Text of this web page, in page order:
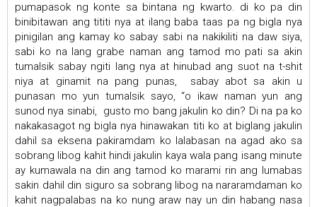
pumapasok ng konte sa bintana ng kwarto. di ko pa din
binibitawan ang tititi nya at ilang baba taas pa ng bigla nya
pinigilan ang kamay ko sabay sabi na nakikiliti na daw siya,
sabi ko na lang grabe naman ang tamod mo pati sa akin
tumalsik sabay ngiti lang nya at hinubad ang suot na t-shit
niya at ginamit na pang punas, sabay abot sa akin u
punasan mo yun tumalsik sayo, “o ikaw naman yun ang
sunod nya sinabi, gusto mo bang jakulin ko din? Di na pa ko
nakakasagot ng bigla nya hinawakan titi ko at biglang jakulin
dahil sa eksena pakiramdam ko lalabasan na agad ako sa
sobrang libog kahit hindi jakulin kaya wala pang isang minute
ay kumawala na din ang tamod ko marami rin ang lumabas
sakin dahil din siguro sa sobrang libog na nararamdaman ko
kahit nagpalabas na ko nung araw nay un din habang nasa